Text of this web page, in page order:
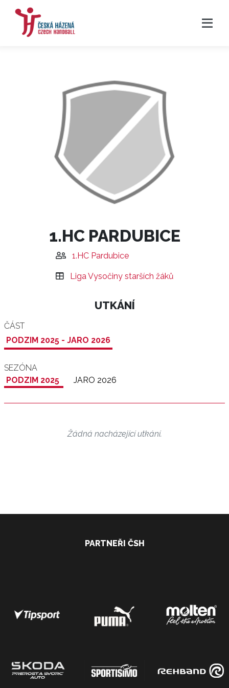
1.HC PARDUBICE
1.HC Pardubice
Liga Vysočiny starších žáků
UTKÁNÍ
ČÁST
PODZIM 2025 - JARO 2026
SEZÓNA
PODZIM 2025
JARO 2026
Žádná nacházející utkání.
PARTNEŘI ČSH